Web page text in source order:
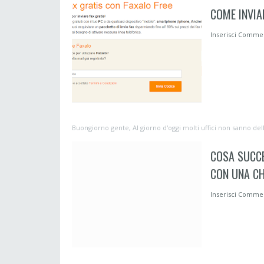
COME
Inserisci
Buongiorno gente, Al giorno d'oggi molti uffici non sanno
COSA
CON UNA
Inserisci